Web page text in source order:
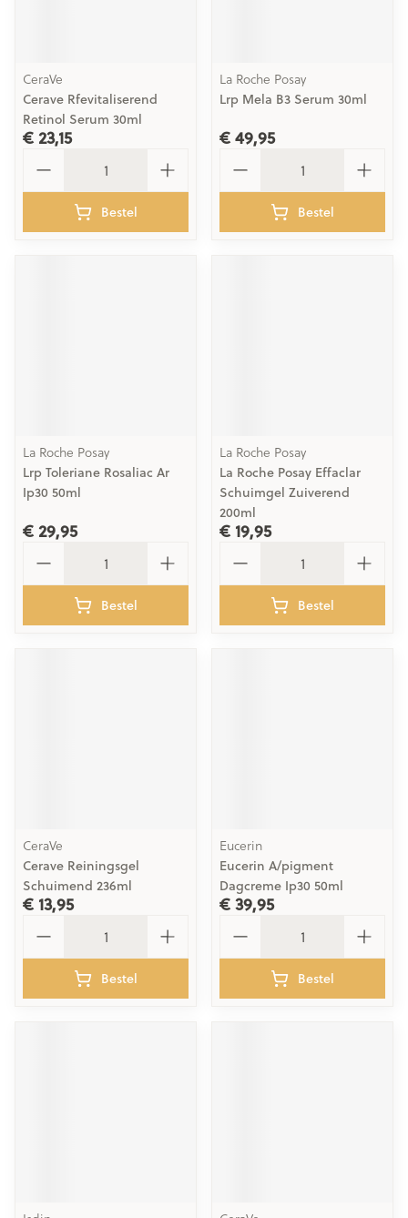
CeraVe
Cerave Rfevitaliserend
Retinol Serum 30ml
€ 23,15
Bestel
La Roche Posay
Lrp Mela B3 Serum 30ml
€ 49,95
Bestel
La Roche Posay
Lrp Toleriane Rosaliac Ar
Ip30 50ml
€ 29,95
Bestel
La Roche Posay
La Roche Posay Effaclar
Schuimgel Zuiverend
200ml
€ 19,95
Bestel
CeraVe
Cerave Reiningsgel
Schuimend 236ml
€ 13,95
Bestel
Eucerin
Eucerin A/pigment
Dagcreme Ip30 50ml
€ 39,95
Bestel